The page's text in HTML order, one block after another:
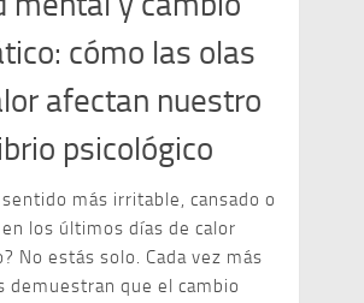
cómo las olas
afectan nuestro
psicológico
sentido más irritable, cansado o
los últimos días de calor
No estás solo. Cada vez más
demuestran que el cambio